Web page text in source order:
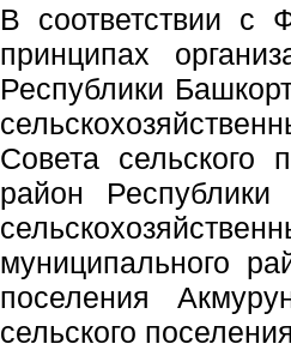
В соответствии
принципах
Республики
Совета сельского
район
муниципального
поселения
сельского